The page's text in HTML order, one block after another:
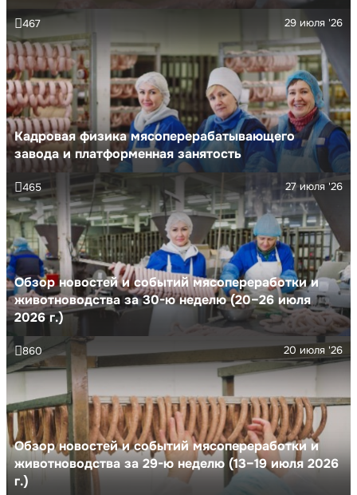
Кадровая физика мясоперерабатывающего
завода и платформенная занятость
29 июля '26
467
Обзор новостей и событий мясопереработки и
животноводства за 30-ю неделю (20–26 июля
2026 г.)
27 июля '26
465
Обзор новостей и событий мясопереработки и
животноводства за 29-ю неделю (13–19 июля 2026
г.)
20 июля '26
860